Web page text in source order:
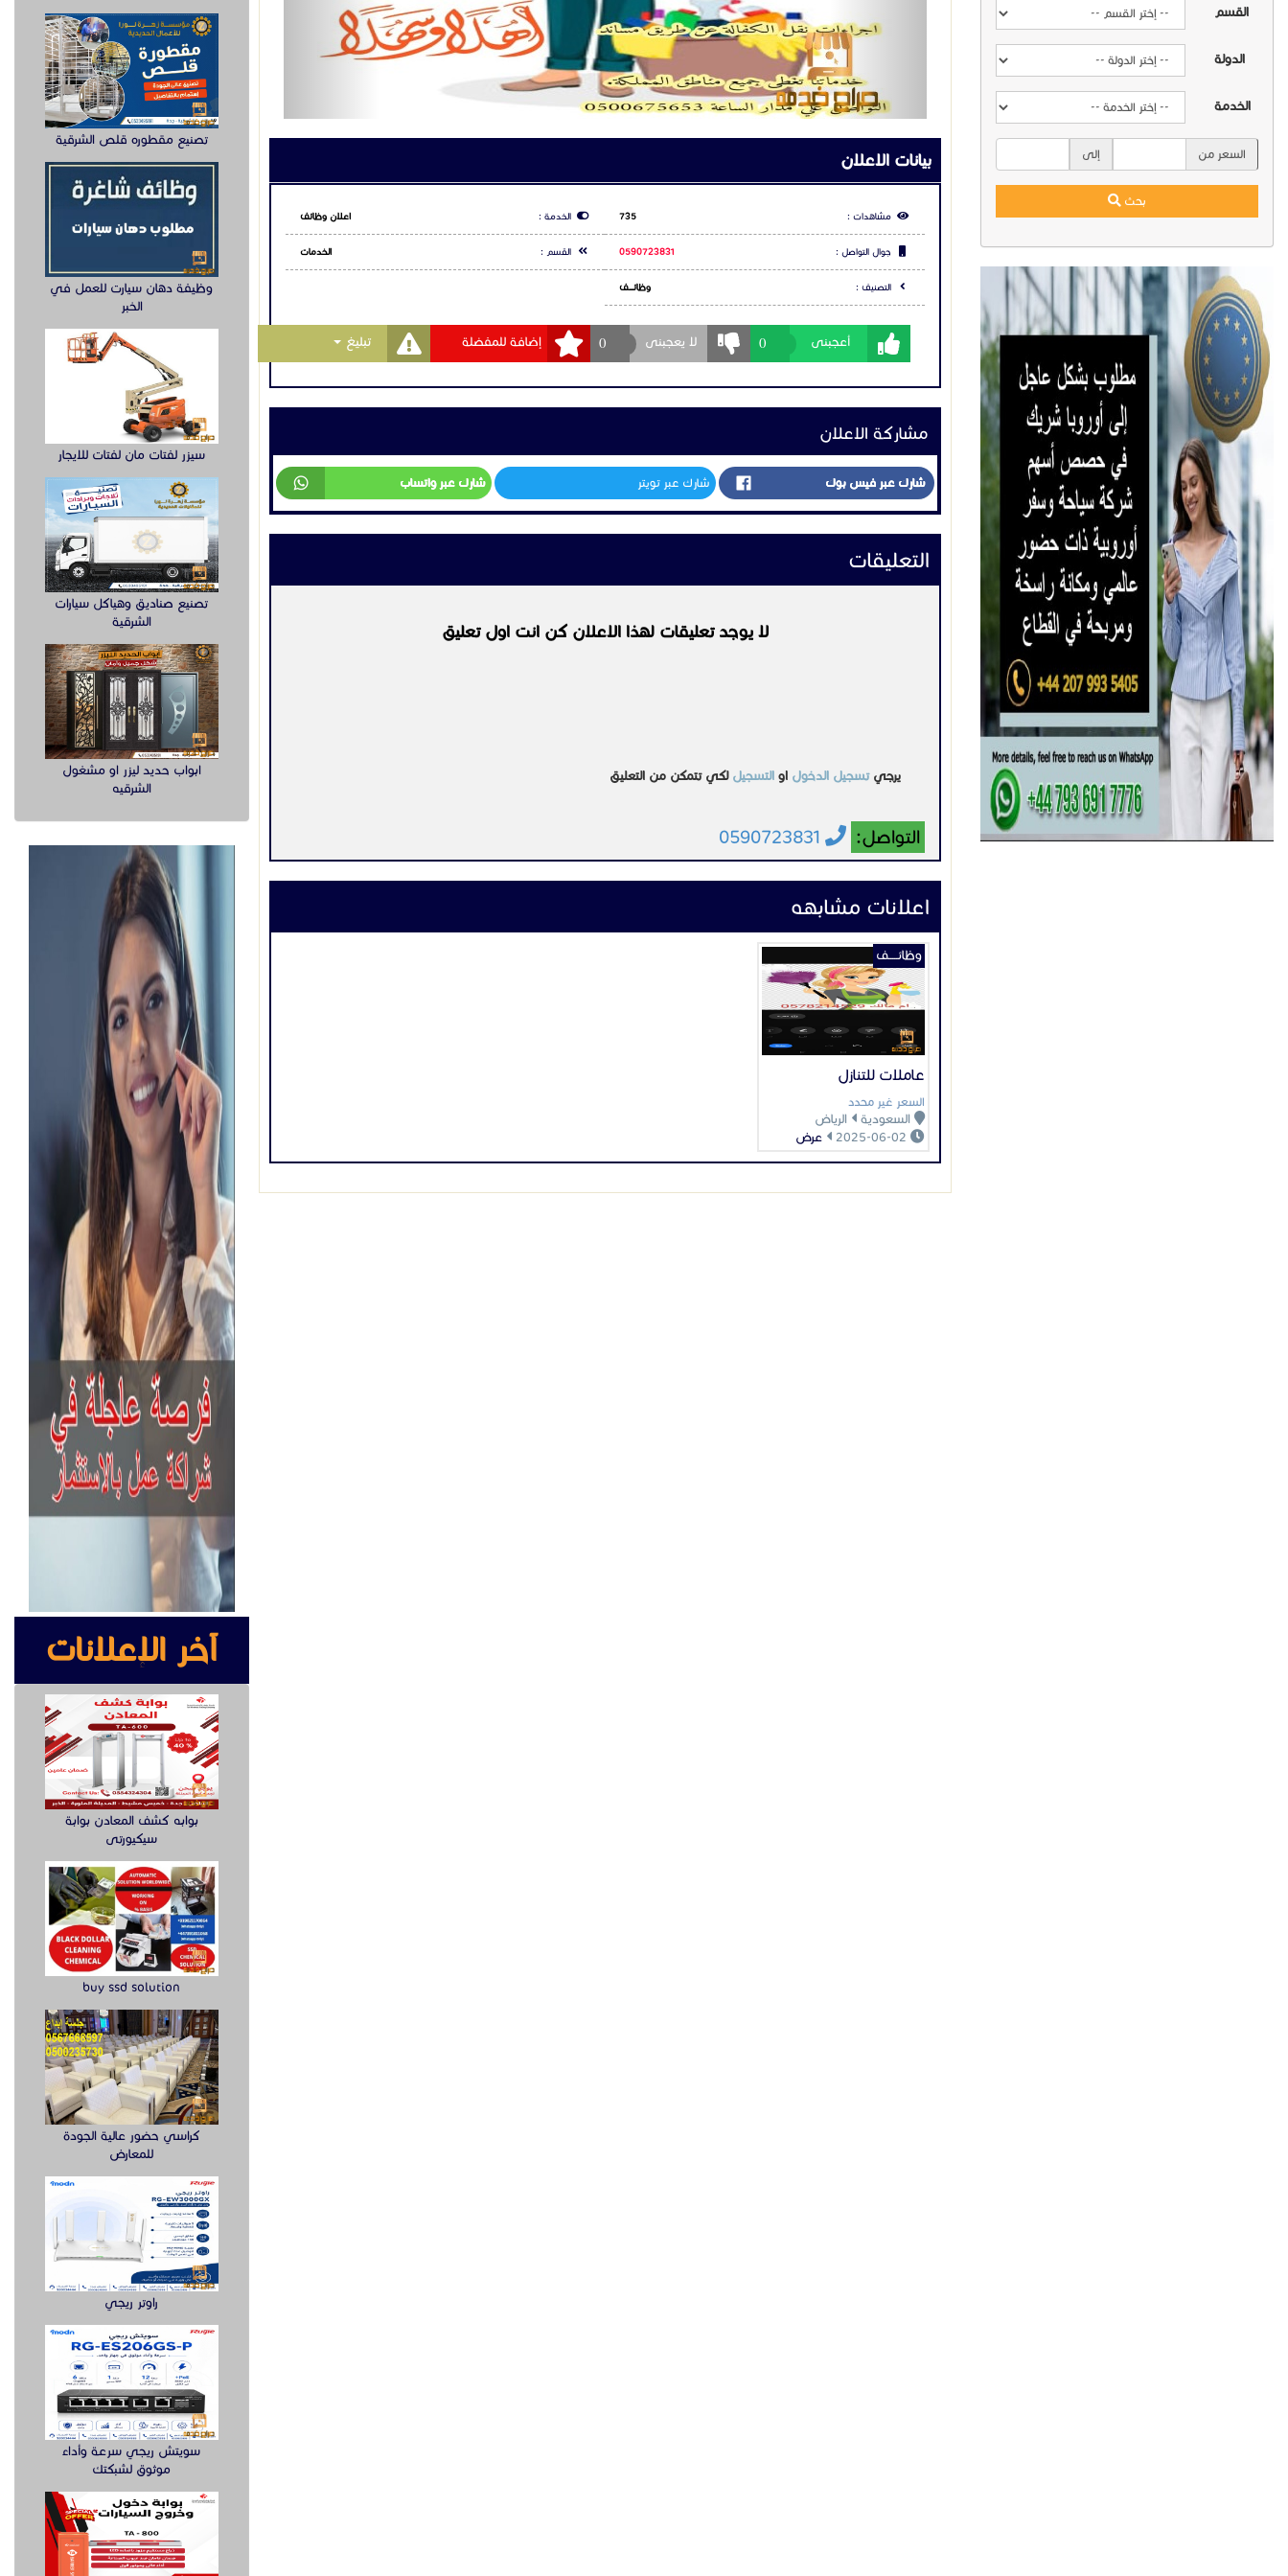
القسم
الدولة
الخدمة
السعر من إلى
بحث
بيانات الاعلان
مشاهدات : 735 الخدمة : اعلان وظائف
جوال التواصل : 0590723831 القسم : الخدمات
التصنيف : وظائـــــف
أعجبنى 0 لا يعجبنى 0 إضافة للمفضلة تبليغ Toggle Dropdown
مشاركة الاعلان
شارك عبر فيس بوك شارك عبر تويتر شارك عبر واتساب
التعليقات
لا يوجد تعليقات لهذا الاعلان كن انت اول تعليق
يرجيتسجيل الدخول او التسجيل لكي تتمكن من التعليق
التواصل: 0590723831
اعلانات مشابهه
عاملات للتنازل
السعر غير محدد
السعودية
الرياض
عرض
وظائـــــف
تصنيع مقطوره قلص الشرقية
وظيفة دهان سيارت للعمل في
الخبر
سيزر لفتات مان لفتات للايجار
تصنيع صناديق وهياكل سيارات
الشرقية
ابواب حديد ليزر او مشغول
الشرقيه
آخر الإعلانات
بوابه كشف المعادن بوابة
سيكيورتى
buy ssd solution
كراسي حضور عالية الجودة
للمعارض
راوتر ريجي
سويتش ريجي سرعة وأداء
موثوق لشبكتك